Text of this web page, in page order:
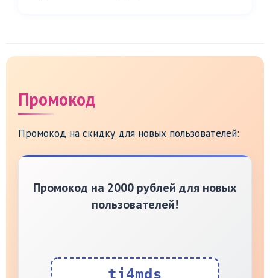
Промокод
Промокод на скидку для новых пользователей:
Промокод на 2000 рублей для новых
пользователей!
tj4mds